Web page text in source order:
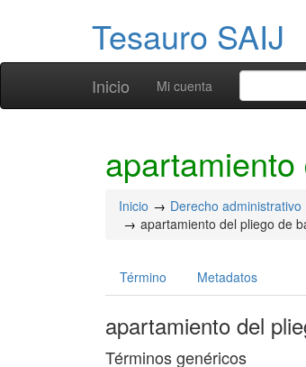
Tesauro SAIJ
Inicio Mi cuenta
Inicio Derecho administrativo
apartamiento del pliego de
Término Metadatos
apartamiento del
Términos genéricos